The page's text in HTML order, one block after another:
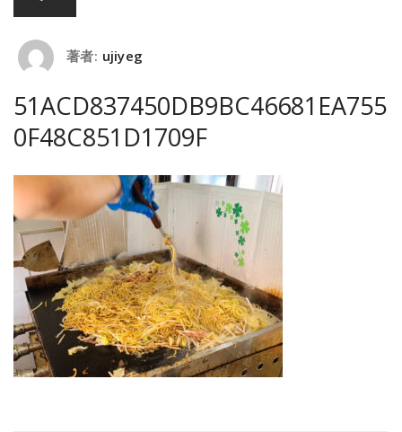
著者: ujiyeg
51ACD837450DB9BC46681EA755
0F48C851D1709F